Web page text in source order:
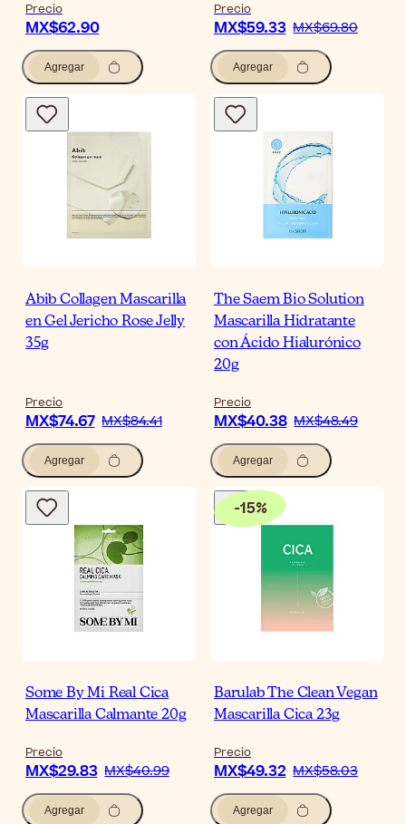
Precio
MX$62.90
Agregar
Precio
MX$59.33 MX$69.80
Agregar
Abib Collagen Mascarilla
en Gel Jericho Rose Jelly
35g
Precio
MX$74.67 MX$84.41
Agregar
The Saem Bio Solution
Mascarilla Hidratante
con Ácido Hialurónico
20g
Precio
MX$40.38 MX$48.49
Agregar
Some By Mi Real Cica
Mascarilla Calmante 20g
Precio
MX$29.83 MX$40.99
Agregar
-15%
Barulab The Clean Vegan
Mascarilla Cica 23g
Precio
MX$49.32 MX$58.03
Agregar